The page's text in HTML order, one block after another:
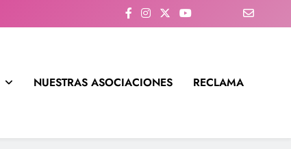
NUESTRAS ASOCIACIONES RECLAMA